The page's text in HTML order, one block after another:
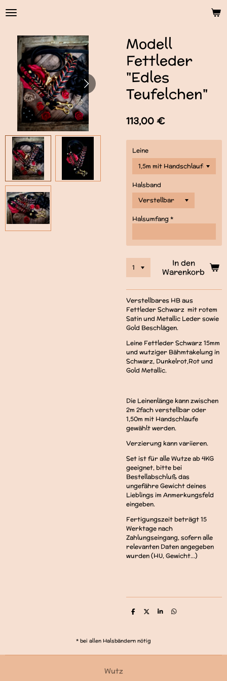
Zum
Hauptinhalt
Modell
Fettleder
"Edles
Teufelchen"
113,00 €
Leine
Halsband
Halsumfang *
In den
Warenkorb
Verstellbares HB aus
Fettleder Schwarz mit rotem
Satin und Metallic Leder sowie
Gold Beschlägen.
Leine Fettleder Schwarz 15mm
und wutziger Bähmtakelung in
Schwarz, Dunkelrot,Rot und
Gold Metallic.
Die Leinenlänge kann zwischen
2m 2fach verstellbar oder
1,50m mit Handschlaufe
gewählt werden.
Verzierung kann variieren.
Set ist für alle Wutze ab 4KG
geeignet, bitte bei
Bestellabschluß das
ungefähre Gewicht deines
Lieblings im Anmerkungsfeld
eingeben.
Fertigungszeit beträgt 15
Werktage nach
Zahlungseingang, sofern alle
relevanten Daten angegeben
wurden (HU, Gewicht...)
T
n
T
e
n
T
T
* bei allen Halsbändern nötig
Wutz